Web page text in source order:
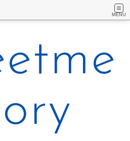
MENU